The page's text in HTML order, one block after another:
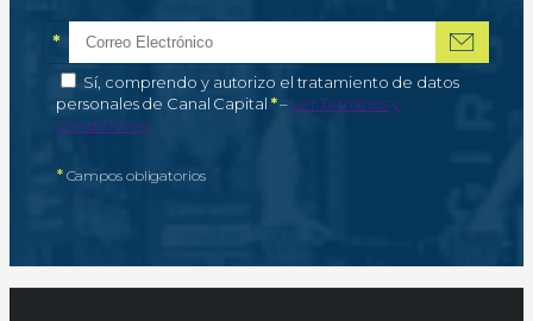
Correo electrónico
*Campo obligatorio
Autorización de tratamiento de datos personales
Sí, comprendo y autorizo el tratamiento de datos
personales de Canal Capital *–Campo obligatorio
Ver Términos y
condiciones
*Campos obligatorios